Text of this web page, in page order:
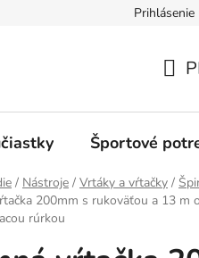
Prihlásenie
Športové
/ Nástroje / Vrtáky a vŕtačky /
200mm s rukoväťou a 13 m
rúrkou